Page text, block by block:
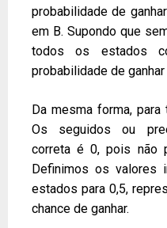
probabilidade de
em B. Supondo que
todos os estados
probabilidade de
Da mesma forma,
Os seguidos ou
correta é 0, pois não
Definimos os valores
estados para 0,5,
chance de ganhar.